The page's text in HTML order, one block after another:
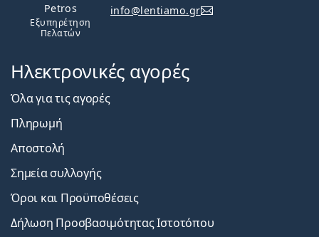
Petros
Εξυπηρέτηση
Πελατών
info@lentiamo.gr
Ηλεκτρονικές αγορές
Όλα για τις αγορές
Πληρωμή
Αποστολή
Σημεία συλλογής
Όροι και Προϋποθέσεις
Δήλωση Προσβασιμότητας Ιστοτόπου